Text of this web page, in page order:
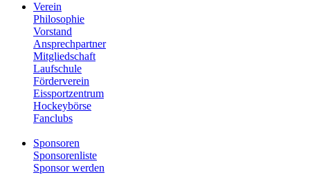
Verein
Philosophie
Vorstand
Ansprechpartner
Mitgliedschaft
Laufschule
Förderverein
Eissportzentrum
Hockeybörse
Fanclubs
Sponsoren
Sponsorenliste
Sponsor werden